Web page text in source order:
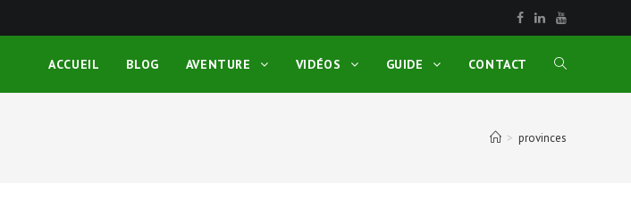
ACCUEIL BLOG AVENTURE VIDÉOS GUIDE CONTACT
> provinces